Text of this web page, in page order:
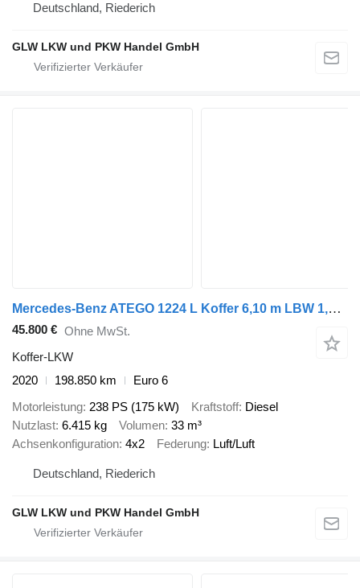
Deutschland, Riederich
GLW LKW und PKW Handel GmbH
Mercedes-Benz ATEGO 1224 L Koffer 6,10 m LBW 1,5 T*EURO 6 D
45.800 € Ohne MwSt.
Koffer-LKW
2020
198.850 km
Euro 6
Motorleistung 238 PS (175 kW) Kraftstoff Diesel
Nutzlast 6.415 kg Volumen 33 m³
Achsenkonfiguration 4x2 Federung Luft/Luft
Deutschland, Riederich
GLW LKW und PKW Handel GmbH